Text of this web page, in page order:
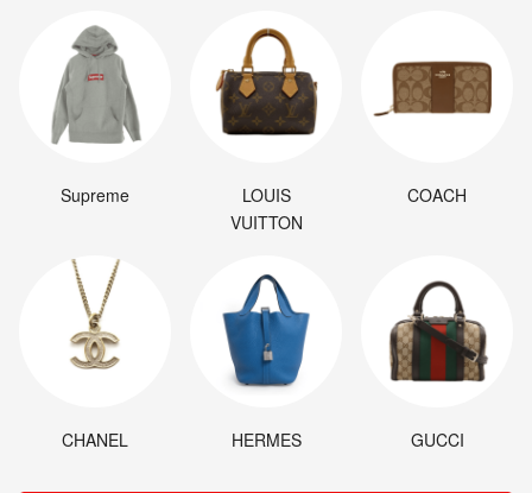
Supreme
LOUIS
VUITTON
COACH
CHANEL HERMES GUCCI